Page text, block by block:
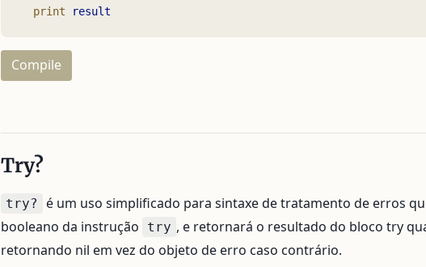
  print
result
Compile
Try?
try?
é um uso simplificado para sintaxe de tratamento de erros
booleano da instrução
try , e retornará o resultado do bloco try
retornando nil em vez do objeto de erro caso contrário.